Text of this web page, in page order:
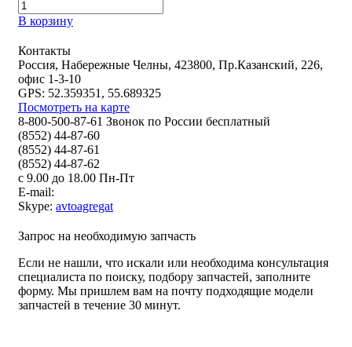
В корзину
Контакты
Россия, Набережные Челны, 423800, Пр.Казанский, 226,
офис 1-3-10
GPS: 52.359351, 55.689325
Посмотреть на карте
8-800-500-87-61 Звонок по России бесплатный
(8552) 44-87-60
(8552) 44-87-61
(8552) 44-87-62
с 9.00 до 18.00 Пн-Пт
E-mail:
Skype: avtoagregat
Запрос на необходимую запчасть
Если не нашли, что искали или необходима консультация
специалиста по поиску, подбору запчастей, заполните
форму. Мы пришлем вам на почту подходящие модели
запчастей в течение 30 минут.